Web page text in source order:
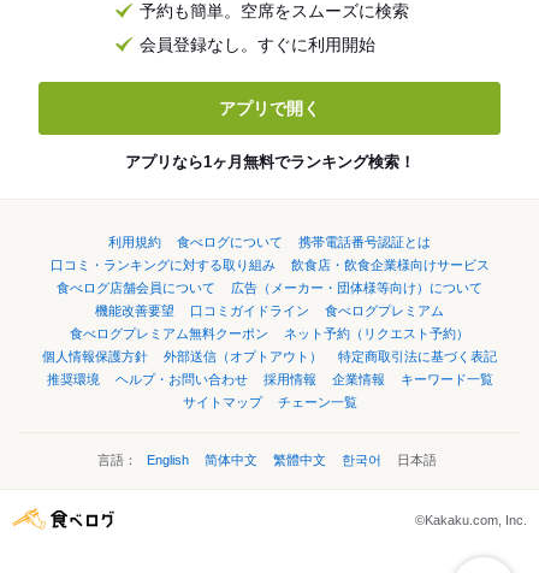
予約も簡単。空席をスムーズに検索
会員登録なし。すぐに利用開始
アプリで開く
アプリなら1ヶ月無料でランキング検索！
利用規約 食べログについて
携帯電話番号認証とは
口コミ・ランキングに対する取り組み
飲食店・飲食企業様向けサービス
食べログ店舗会員について
広告（メーカー・団体様等向け）について
機能改善要望
口コミガイドライン
食べログプレミアム
食べログプレミアム無料クーポン
ネット予約（リクエスト予約）
個人情報保護方針
外部送信（オプトアウト）
特定商取引法に基づく表記
推奨環境
ヘルプ・お問い合わせ 採用情報 企業情報
キーワード一覧
サイトマップ
チェーン一覧
言語： English 简体中文 繁體中文 한국어 日本語
©Kakaku.com, Inc.